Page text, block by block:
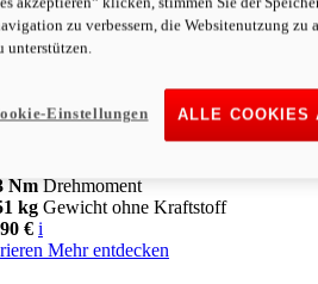
NmDrehmoment
kgGewicht ohne Kraftstoff
€ i
Nm Drehmoment
kg Gewicht ohne Kraftstoff
€ i
Mehr entdecken
zu verbessern, die Websitenutzung zu
ALLE COOKIES
Einstellungen